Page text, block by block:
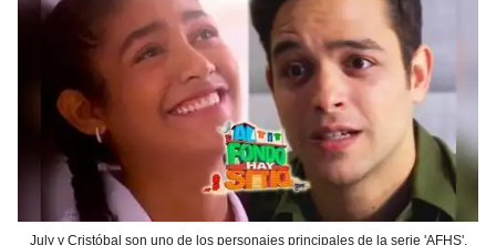
July y Cristóbal son uno de los personajes principales de la serie 'AFHS'.